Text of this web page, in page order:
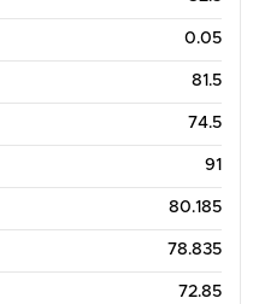
0.05
81.5
74.5
91
80.185
78.835
72.85